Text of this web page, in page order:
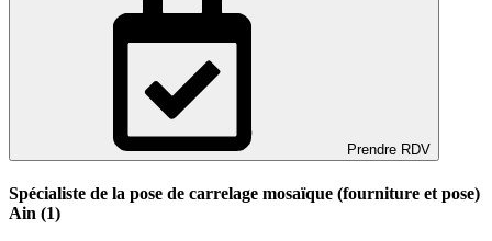
Prendre RDV
Spécialiste de la pose de carrelage mosaïque (fourniture et pose)
Ain (1)